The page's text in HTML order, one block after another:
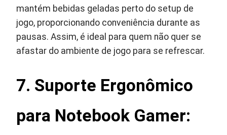
mantém bebidas geladas perto do setup de
jogo, proporcionando conveniência durante as
pausas. Assim, é ideal para quem não quer se
afastar do ambiente de jogo para se refrescar.
7. Suporte Ergonômico
para Notebook Gamer: